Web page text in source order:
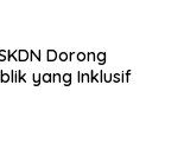
Dorong
yang Inklusif